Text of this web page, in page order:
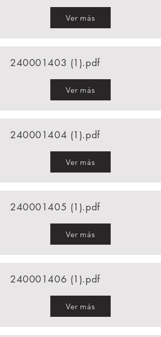
Ver más
240001403 (1).pdf
Ver más
240001404 (1).pdf
Ver más
240001405 (1).pdf
Ver más
240001406 (1).pdf
Ver más